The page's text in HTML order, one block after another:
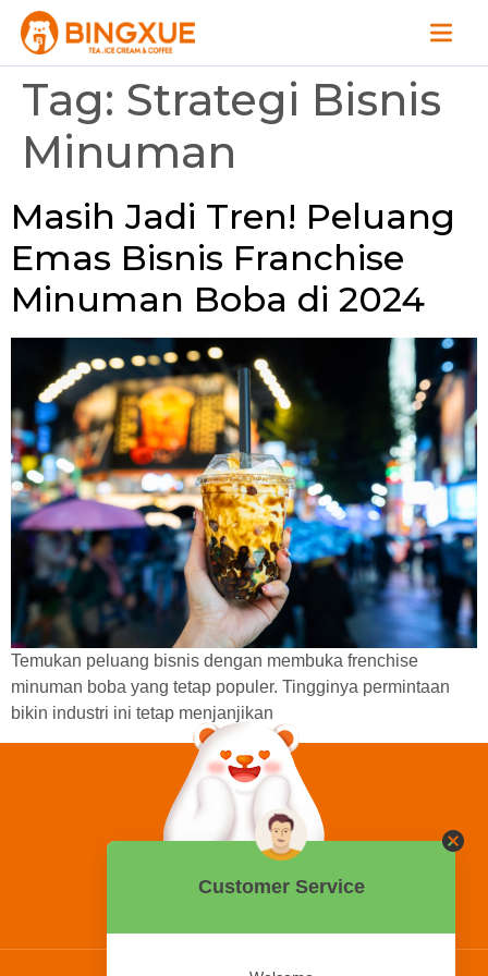
Tag: Strategi Bisnis
Minuman
Masih Jadi Tren! Peluang
Emas Bisnis Franchise
Minuman Boba di 2024
Temukan peluang bisnis dengan membuka frenchise
minuman boba yang tetap populer. Tingginya permintaan
bikin industri ini tetap menjanjikan
0858 2015 9999